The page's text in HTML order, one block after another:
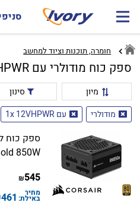
חומרה, תוכנות וציוד למחשב
ספק כוח מודולרי עם 1x 12VHPWR
מיון
סינון
מודולרי
עם 1x 12VHPWR
850W
545
₪
מחיר
באילת: 461